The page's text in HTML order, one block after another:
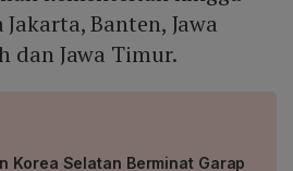
Banten, Jawa
dan Jawa Timur.
Korea Selatan Berminat Garap